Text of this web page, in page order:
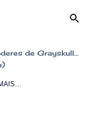
de Grayskull...